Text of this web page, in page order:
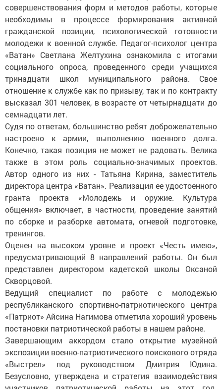
совершенствования форм и методов работы, которые
необходимы в процессе формирования активной
гражданской позиции, психологической готовности
молодежи к военной службе. Педагог-психолог центра
«Ватан» Светлана Желтухина ознакомила с итогами
социального опроса, проведенного среди учащихся
тринадцати школ муниципального района. Свое
отношение к службе как по призыву, так и по контракту
высказал 301 человек, в возрасте от четырнадцати до
семнадцати лет.
Судя по ответам, большинство ребят доброжелательно
настроено к армии, выполнению военного долга.
Конечно, такая позиция не может не радовать. Велика
также в этом роль социально-значимых проектов.
Автор одного из них - Татьяна Кирина, заместитель
директора центра «Ватан». Реализация ее удостоенного
гранта проекта «Молодежь и оружие. Культура
общения» включает, в частности, проведение занятий
по сборке и разборке автомата, огневой подготовке,
тренингов.
Оценен на высоком уровне и проект «Честь имею»,
предусматривающий 8 направлений работы. Он был
представлен директором кадетской школы Оксаной
Скворцовой.
Ведущий специалист по работе с молодежью
республиканского спортивно-патриотического центра
«Патриот» Айсина Нагимова отметила хороший уровень
постановки патриотической работы в нашем районе.
Завершающим аккордом стало откры­тие музейной
экспозиции военно-патриотического поискового отряда
«Выстрел» под руководством Дмитрия Юдина.
Безусловно, утверждена и стратегия взаимодействия